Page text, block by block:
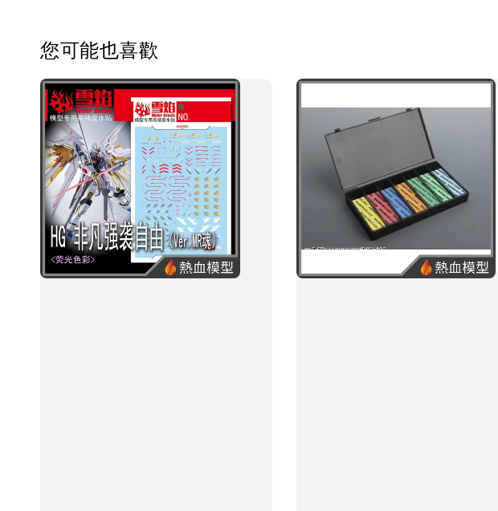
您可能也喜歡